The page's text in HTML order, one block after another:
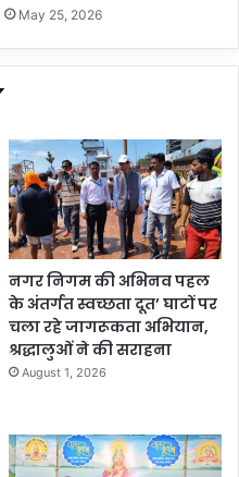
May 25, 2026
नगर निगम की अभिनव पहल
के अंतर्गत स्वच्छता दूत’ घाटों पर
चला रहे जागरूकता अभियान,
श्रद्धालुओं ने की सराहना
August 1, 2026